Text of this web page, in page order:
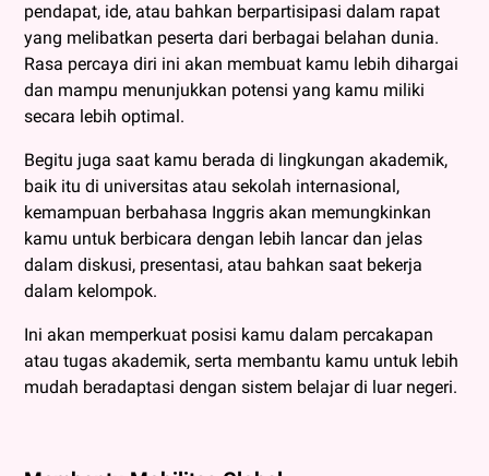
pendapat, ide, atau bahkan berpartisipasi dalam rapat
yang melibatkan peserta dari berbagai belahan dunia.
Rasa percaya diri ini akan membuat kamu lebih dihargai
dan mampu menunjukkan potensi yang kamu miliki
secara lebih optimal.
Begitu juga saat kamu berada di lingkungan akademik,
baik itu di universitas atau sekolah internasional,
kemampuan berbahasa Inggris akan memungkinkan
kamu untuk berbicara dengan lebih lancar dan jelas
dalam diskusi, presentasi, atau bahkan saat bekerja
dalam kelompok.
Ini akan memperkuat posisi kamu dalam percakapan
atau tugas akademik, serta membantu kamu untuk lebih
mudah beradaptasi dengan sistem belajar di luar negeri.